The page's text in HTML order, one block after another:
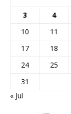
3
4
10
11
17
18
24
25
31
« Jul